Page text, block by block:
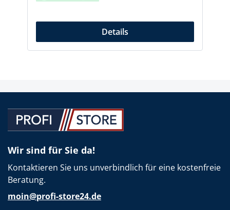
Details
Wir sind für Sie da!
Kontaktieren Sie uns unverbindlich für eine kostenfreie
Beratung.
moin@profi-store24.de